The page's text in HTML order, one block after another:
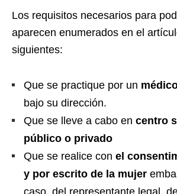
Los requisitos necesarios para
aparecen enumerados en el
siguientes:
Que se practique por un
bajo su dirección.
Que se lleve a cabo en centro
público o privado
Que se realice con el
y por escrito de la mujer
caso, del representante legal,